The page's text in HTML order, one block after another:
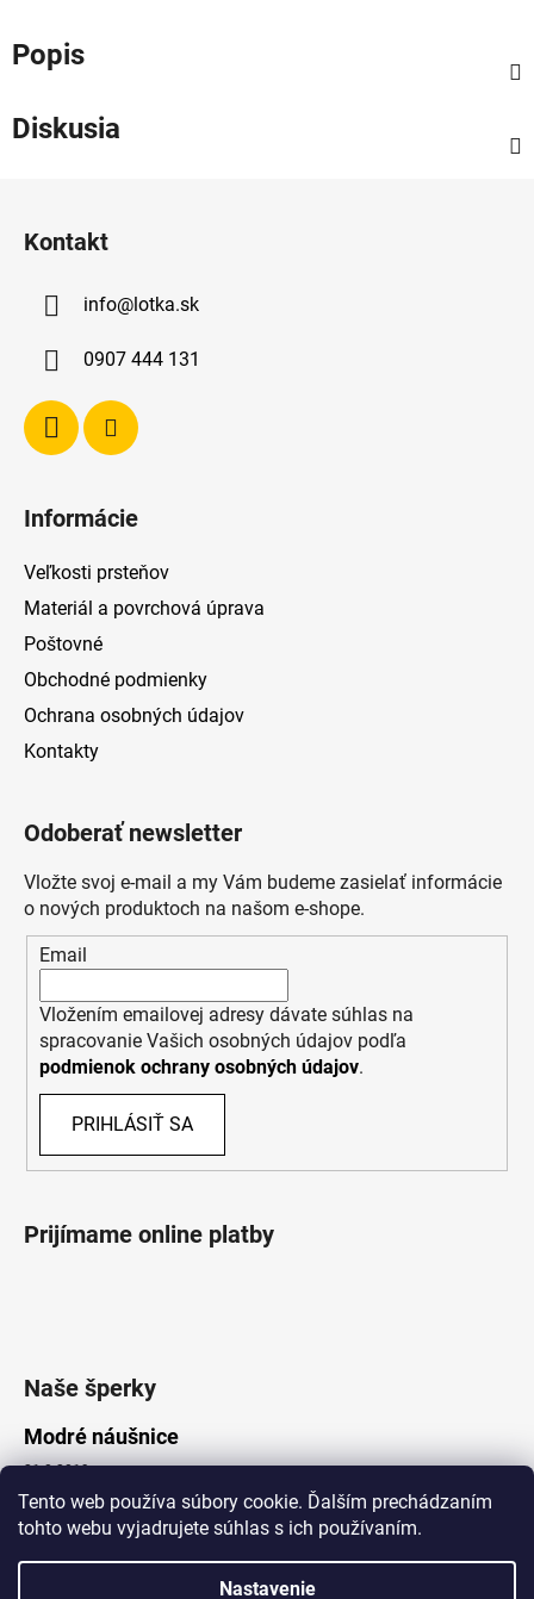
Tento web používa súbory cookie. Ďalším prechádzaním
tohto webu vyjadrujete súhlas s ich používaním.
Nastavenie
Popis
Diskusia
Kontakt
info@lotka.sk
0907 444 131
Informácie
Veľkosti prsteňov
Materiál a povrchová úprava
Poštovné
Obchodné podmienky
Ochrana osobných údajov
Kontakty
Odoberať newsletter
Vložte svoj e-mail a my Vám budeme zasielať informácie
o nových produktoch na našom e-shope.
Email
Vložením emailovej adresy dávate súhlas na
spracovanie Vašich osobných údajov podľa
podmienok ochrany osobných údajov.
PRIHLÁSIŤ SA
Prijímame online platby
Naše šperky
Modré náušnice
21.8.2019
Vytvoril Shoptet